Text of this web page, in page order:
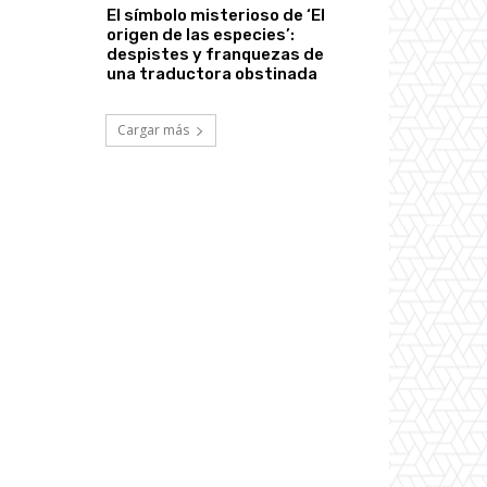
El símbolo misterioso de ‘El
origen de las especies’:
despistes y franquezas de
una traductora obstinada
Cargar más